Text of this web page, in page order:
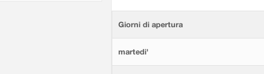
Giorni di apertura
martedi'